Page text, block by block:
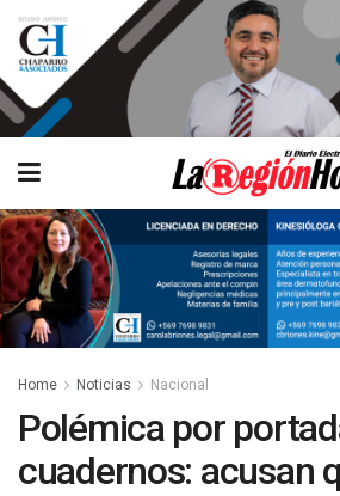
Home Noticias Nacional
Polémica por
cuadernos: acusan